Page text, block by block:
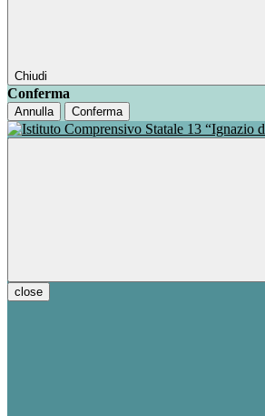
Chiudi
Conferma
Annulla Conferma
close